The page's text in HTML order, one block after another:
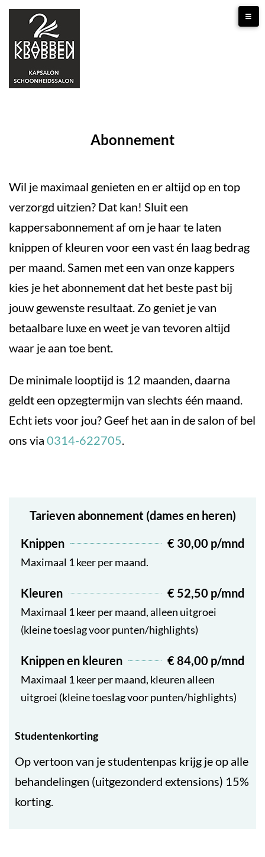
Abonnement
Wil je maximaal genieten en er altijd op en top
verzorgd uitzien? Dat kan! Sluit een
kappersabonnement af om je haar te laten
knippen of kleuren voor een vast én laag bedrag
per maand. Samen met een van onze kappers
kies je het abonnement dat het beste past bij
jouw gewenste resultaat. Zo geniet je van
betaalbare luxe en weet je van tevoren altijd
waar je aan toe bent.
De minimale looptijd is 12 maanden, daarna
geldt een opzegtermijn van slechts één maand.
Echt iets voor jou? Geef het aan in de salon of bel
ons via 0314-622705.
Tarieven abonnement (dames en heren)
Knippen
€ 30,00 p/mnd
Maximaal 1 keer per maand.
Kleuren € 52,50 p/mnd
Maximaal 1 keer per maand, alleen uitgroei
(kleine toeslag voor punten/highlights)
Knippen en kleuren € 84,00 p/mnd
Maximaal 1 keer per maand, kleuren alleen
uitgroei (kleine toeslag voor punten/highlights)
Studentenkorting
Op vertoon van je studentenpas krijg je op alle
behandelingen (uitgezonderd extensions) 15%
korting.